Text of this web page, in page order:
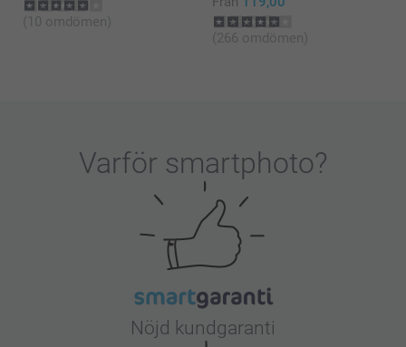
(10 omdömen)
(266 omdömen)
Varför smartphoto?
Nöjd kundgaranti